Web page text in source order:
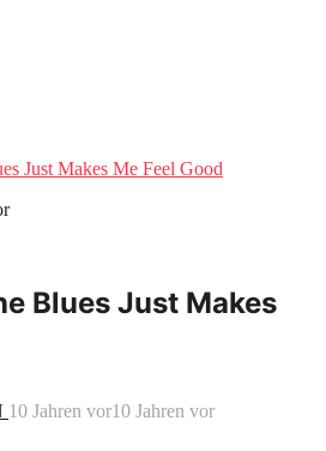
Just Makes Me Feel Good
Blues Just Makes
10 Jahren vor10 Jahren vor